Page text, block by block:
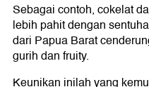
Sebagai contoh, cokelat
lebih pahit dengan
dari Papua Barat
gurih dan fruity.
Keunikan inilah yang